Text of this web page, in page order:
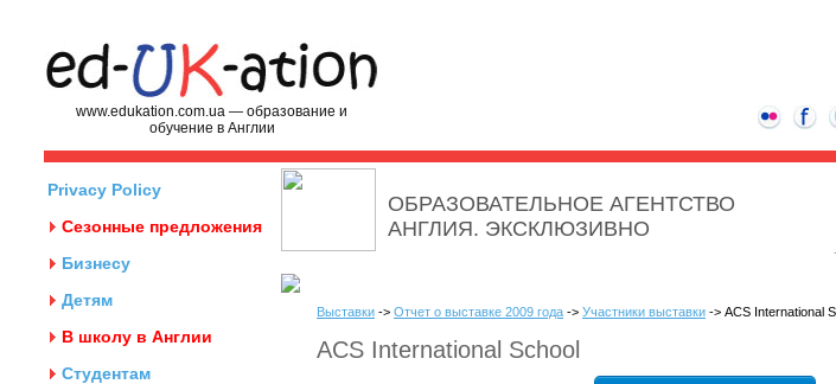
www.edukation.com.ua — образование и
обучение в Англии
Privacy Policy
Сезонные предложения
Бизнесу
Детям
В школу в Англии
Студентам
ОБРАЗОВАТЕЛЬНОЕ АГЕНТСТВО
АНГЛИЯ. ЭКСКЛЮЗИВНО
Выставки -> Отчет о выставке 2009 года -> Участники выставки -> ACS International
ACS International School